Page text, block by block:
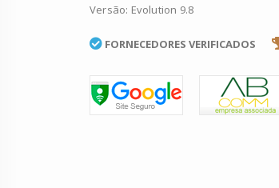
Versão: Evolution 9.8
FORNECEDORES VERIFICADOS